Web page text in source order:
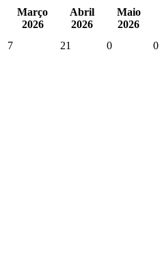
Março
2026
Abril
2026
Maio
2026
7 21 0 0